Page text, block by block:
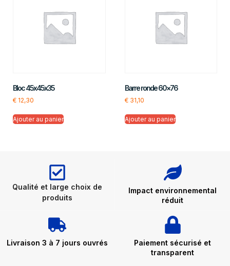
Bloc 45x45x35
€ 12,30
Ajouter au panier
Barre ronde 60×76
€31,10
Ajouter au panier
Qualité et large choix de
produits
Impact environnemental
réduit
Livraison 3 à 7 jours ouvrés
Paiement sécurisé et
transparent